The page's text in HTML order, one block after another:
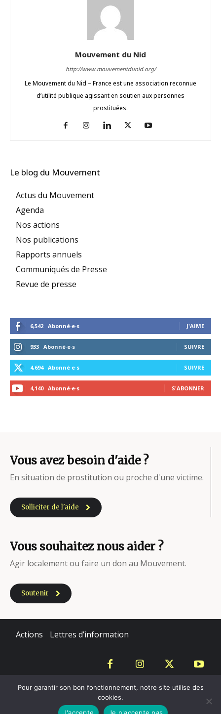
Mouvement du Nid
http://www.mouvementdunid.org/
Le Mouvement du Nid – France est une association reconnue
d’utilité publique agissant en soutien aux personnes
prostituées.
Le blog du Mouvement
Actus du Mouvement
Agenda
Nos actions
Nos publications
Rapports annuels
Communiqués de Presse
Revue de presse
6,542 Abonné·e·s J'AIME
933 Abonné·e·s SUIVRE
4,694 Abonné·e·s SUIVRE
4,140 Abonné·e·s S'ABONNER
Vous avez besoin d'aide ?
En situation de prostitution ou proche d'une victime.
Solliciter de l'aide
Vous souhaitez nous aider ?
Agir localement ou faire un don au Mouvement.
Soutenir
Actions Lettres d’information
Copyright - Mouvement du Nid - 2020
Mentions légales
Pour garantir son bon fonctionnement, notre site utilise des
cookies.
J'accepte
Je n'accepte pas